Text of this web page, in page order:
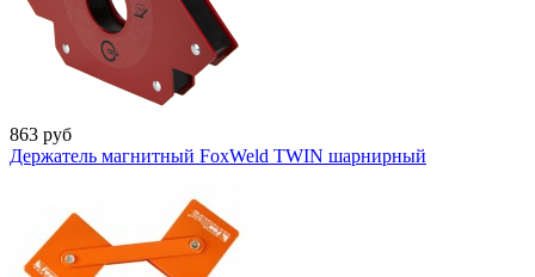
863 руб
Держатель магнитный FoxWeld TWIN шарнирный